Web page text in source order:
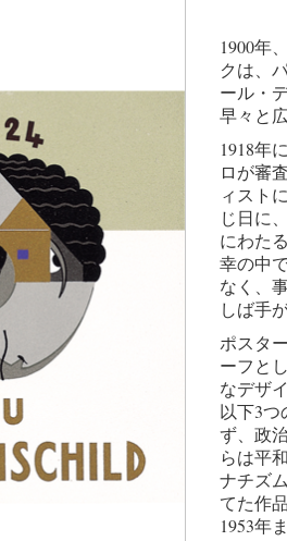
1900年
クは、
ール・
早々と
1918年
ロが審
ィスト
じ日に
にわた
幸の中
なく、
しば手
ポスタ
ーフと
なデザ
以下3つ
ず、政
らは平
ナチズ
てた作
1953年